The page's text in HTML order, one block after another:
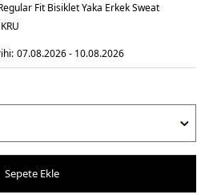
Fit Bisiklet Yaka Erkek Sweat
07.08.2026 - 10.08.2026
Sepete Ekle